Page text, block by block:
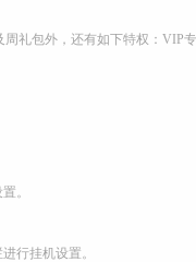
礼包外，还有如下特权：VIP
。
行挂机设置。